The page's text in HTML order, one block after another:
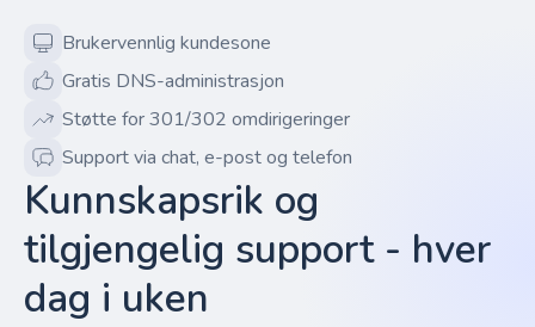
Brukervennlig kundesone
Gratis DNS-administrasjon
Støtte for 301/302 omdirigeringer
Support via chat, e-post og telefon
Kunnskapsrik og
tilgjengelig support - hver
dag i uken